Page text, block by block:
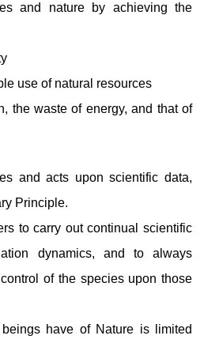
and nature by achieving the
use of natural resources
the waste of energy, and that of
and acts upon scientific data,
Principle.
to carry out continual scientific
dynamics, and to always
of the species upon those
have of Nature is limited